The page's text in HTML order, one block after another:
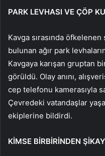
PARK LEVHASI VE ÇÖP
Kavga sırasında
bulunan ağır park
Kavgaya karışan gruptan
görüldü. Olay anını,
cep telefonu kamerasıyla
Çevredeki vatandaşlar
ekiplerine bildirdi.
KİMSE BİRBİRİNDEN